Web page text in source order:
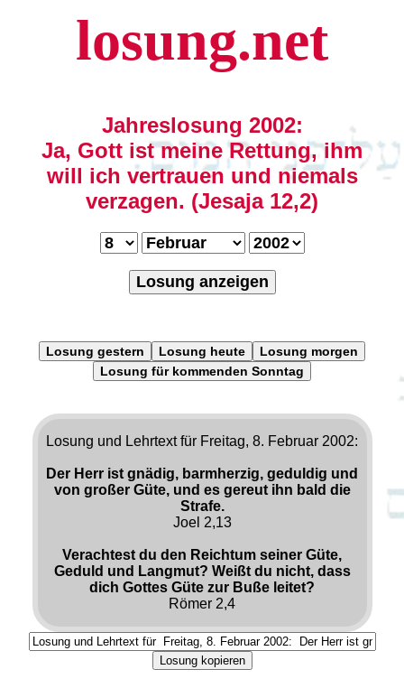
losung.net
Jahreslosung 2002:
Ja, Gott ist meine Rettung, ihm
will ich vertrauen und niemals
verzagen. (Jesaja 12,2)
Losung anzeigen
Losung gestern Losung heute
Losung morgen
Losung für kommenden Sonntag
Losung und Lehrtext für Freitag, 8. Februar 2002:
Der Herr ist gnädig, barmherzig, geduldig und
von großer Güte, und es gereut ihn bald die
Strafe.
Joel 2,13
Verachtest du den Reichtum seiner Güte,
Geduld und Langmut? Weißt du nicht, dass
dich Gottes Güte zur Buße leitet?
Römer 2,4
Losung kopieren